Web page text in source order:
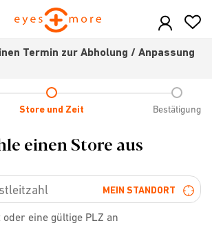
Termin zur Abholung / Anpassung
Store und Zeit Bestätigung
einen Store aus
MEIN STANDORT
eine gültige PLZ an